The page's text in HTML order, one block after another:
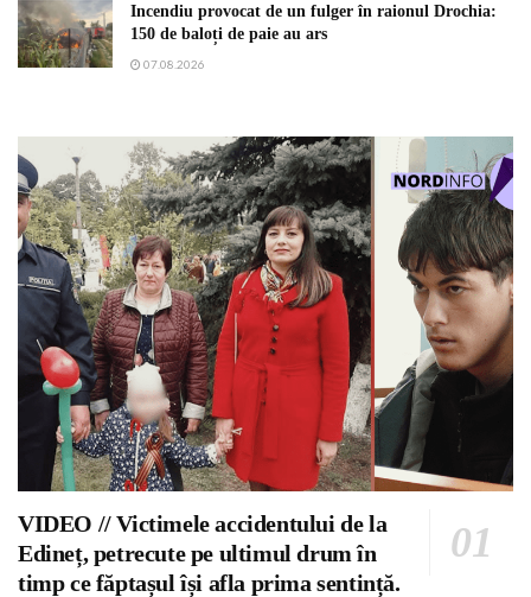
Incendiu provocat de un fulger în raionul Drochia:
150 de baloți de paie au ars
07.08.2026
VIDEO // Victimele accidentului de la
Edineț, petrecute pe ultimul drum în
timp ce făptașul își afla prima sentință.